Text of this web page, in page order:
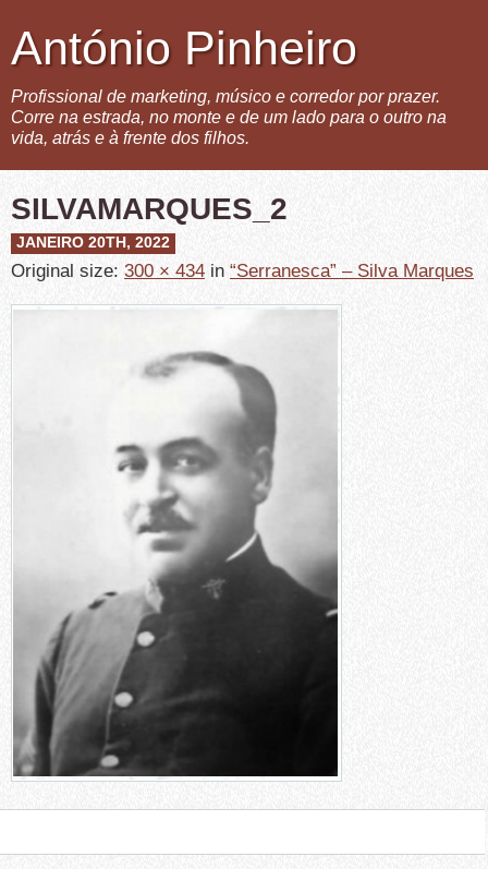
António Pinheiro
Profissional de marketing, músico e corredor por prazer.
Corre na estrada, no monte e de um lado para o outro na
vida, atrás e à frente dos filhos.
SILVAMARQUES_2
JANEIRO 20TH, 2022
Original size: 300 × 434 in “Serranesca” – Silva Marques